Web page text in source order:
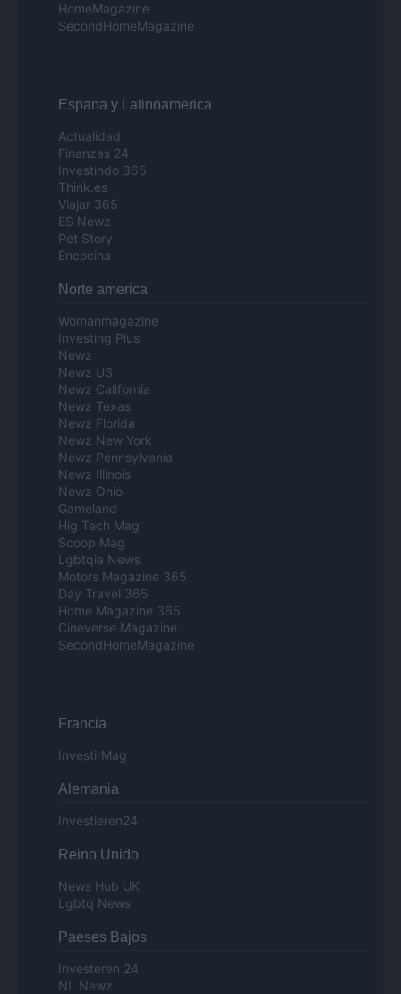
HomeMagazine
SecondHomeMagazine
Espana y Latinoamerica
Actualidad
Finanzas 24
Investindo 365
Think.es
Viajar 365
ES Newz
Pet Story
Encocina
Norte america
Womanmagazine
Investing Plus
Newz
Newz US
Newz California
Newz Texas
Newz Florida
Newz New York
Newz Pennsylvania
Newz Illinois
Newz Ohio
Gameland
Hig Tech Mag
Scoop Mag
Lgbtqia News
Motors Magazine 365
Day Travel 365
Home Magazine 365
Cineverse Magazine
SecondHomeMagazine
Francia
InvestirMag
Alemania
Investieren24
Reino Unido
News Hub UK
Lgbtq News
Paeses Bajos
Investeren 24
NL Newz